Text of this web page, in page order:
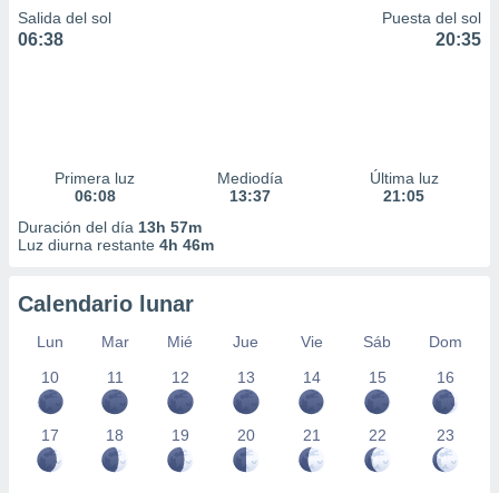
Salida del sol
06:38
Puesta del sol
20:35
Primera luz
06:08
Mediodía
13:37
Última luz
21:05
Duración del día 13h 57m
Luz diurna restante 4h 46m
Calendario lunar
Lun Mar Mié Jue Vie Sáb
Dom
10
11 12 13 14 15 16
17 18 19 20 21 22 23